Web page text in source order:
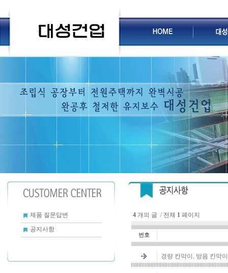
제품 질문답변
공지사항
4 개의 글 / 전체 1 페이지
번호
경량 칸막이, 방음 칸막이